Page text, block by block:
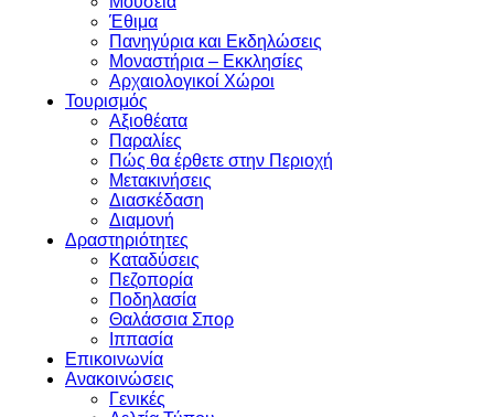
Έθιμα
Πανηγύρια και Εκδηλώσεις
Μοναστήρια – Εκκλησίες
Αρχαιολογικοί Χώροι
Τουρισμός
Αξιοθέατα
Παραλίες
Πώς θα έρθετε στην Περιοχή
Μετακινήσεις
Διασκέδαση
Διαμονή
Δραστηριότητες
Καταδύσεις
Πεζοπορία
Ποδηλασία
Θαλάσσια Σπορ
Ιππασία
Επικοινωνία
Ανακοινώσεις
Γενικές